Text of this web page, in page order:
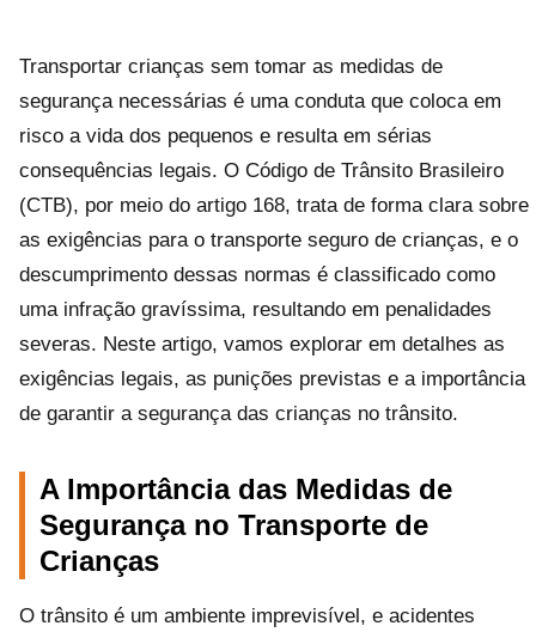
Transportar crianças sem tomar as medidas de
segurança necessárias é uma conduta que coloca em
risco a vida dos pequenos e resulta em sérias
consequências legais. O Código de Trânsito Brasileiro
(CTB), por meio do artigo 168, trata de forma clara sobre
as exigências para o transporte seguro de crianças, e o
descumprimento dessas normas é classificado como
uma infração gravíssima, resultando em penalidades
severas. Neste artigo, vamos explorar em detalhes as
exigências legais, as punições previstas e a importância
de garantir a segurança das crianças no trânsito.
A Importância das Medidas de
Segurança no Transporte de
Crianças
O trânsito é um ambiente imprevisível, e acidentes